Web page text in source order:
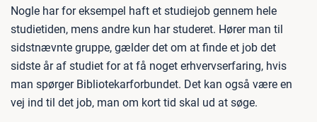
Nogle har for eksempel haft et studiejob gennem hele
studietiden, mens andre kun har studeret. Hører man til
sidstnævnte gruppe, gælder det om at finde et job det
sidste år af studiet for at få noget erhvervserfaring, hvis
man spørger Bibliotekarforbundet. Det kan også være en
vej ind til det job, man om kort tid skal ud at søge.